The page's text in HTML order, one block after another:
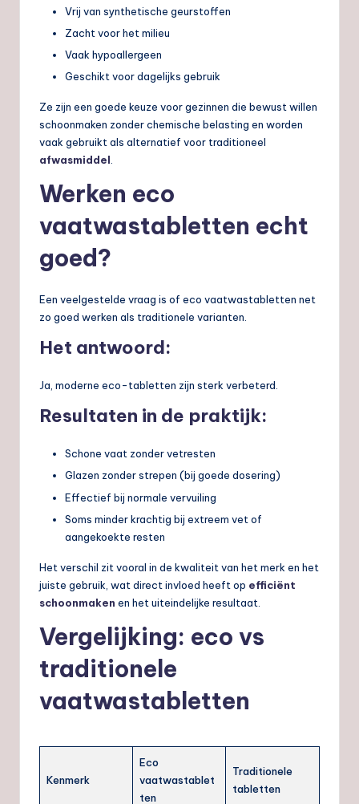
Vrij van synthetische geurstoffen
Zacht voor het milieu
Vaak hypoallergeen
Geschikt voor dagelijks gebruik
Ze zijn een goede keuze voor gezinnen die bewust willen
schoonmaken zonder chemische belasting en worden
vaak gebruikt als alternatief voor traditioneel
afwasmiddel.
Werken eco
vaatwastabletten echt
goed?
Een veelgestelde vraag is of eco vaatwastabletten net
zo goed werken als traditionele varianten.
Het antwoord:
Ja, moderne eco-tabletten zijn sterk verbeterd.
Resultaten in de praktijk:
Schone vaat zonder vetresten
Glazen zonder strepen (bij goede dosering)
Effectief bij normale vervuiling
Soms minder krachtig bij extreem vet of
aangekoekte resten
Het verschil zit vooral in de kwaliteit van het merk en het
juiste gebruik, wat direct invloed heeft op efficiënt
schoonmaken en het uiteindelijke resultaat.
Vergelijking: eco vs
traditionele
vaatwastabletten
Kenmerk
Eco
vaatwastablet
ten
Traditionele
tabletten